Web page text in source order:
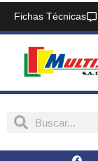
Fichas Técnicas